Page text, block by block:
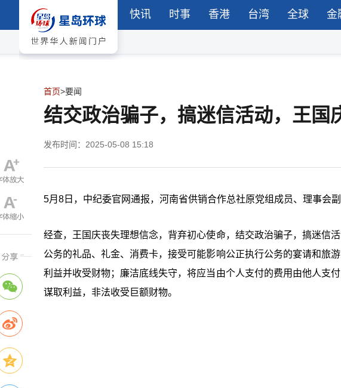
快讯 时事 香港 台湾 全球 金
首页>要闻
结交政治骗子，搞迷信活动，王国
发布时间：2025-05-08 15:18
5月8日，中纪委官网通报，河南省供销合作总社原党组成员、理事会
经查，王国庆丧失理想信念，背弃初心使命，结交政治骗子，搞迷信
公务的礼品、礼金、消费卡，接受可能影响公正执行公务的宴请和旅
利益并收受财物；廉洁底线失守，将应当由个人支付的费用由他人支
谋取利益，非法收受巨额财物。